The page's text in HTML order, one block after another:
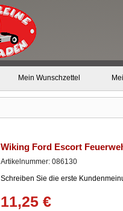
Mein Wunschzettel
Wiking Ford Escort
Artikelnummer: 086130
Schreiben Sie die erste
11,25 €